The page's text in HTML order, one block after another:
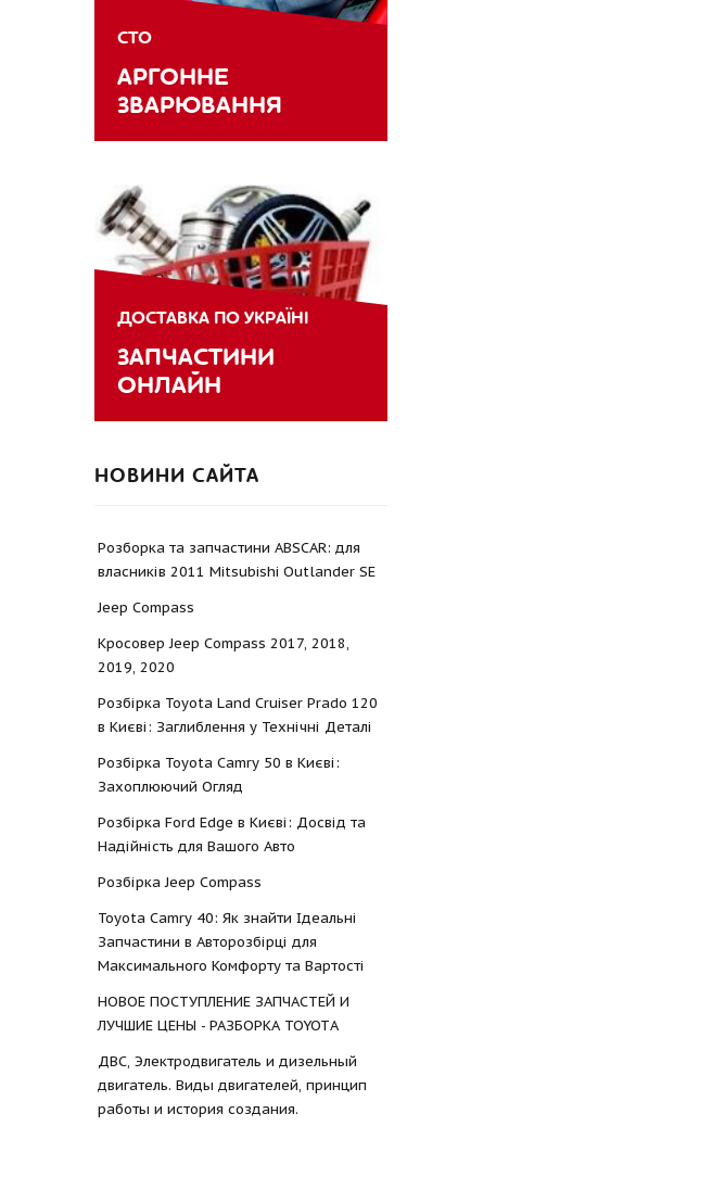
СТО
АРГОННЕ
ЗВАРЮВАННЯ
ДОСТАВКА ПО УКРАЇНІ
ЗАПЧАСТИНИ
ОНЛАЙН
НОВИНИ САЙТА
Розборка та запчастини ABSCAR: для
власників 2011 Mitsubishi Outlander SE
Jeep Compass
Кросовер Jeep Compass 2017, 2018,
2019, 2020
Розбірка Toyota Land Cruiser Prado 120
в Києві: Заглиблення у Технічні Деталі
Розбірка Toyota Camry 50 в Києві:
Захоплюючий Огляд
Розбірка Ford Edge в Києві: Досвід та
Надійність для Вашого Авто
Розбірка Jeep Compass
Toyota Camry 40: Як знайти Ідеальні
Запчастини в Авторозбірці для
Максимального Комфорту та Вартості
НОВОЕ ПОСТУПЛЕНИЕ ЗАПЧАСТЕЙ И
ЛУЧШИЕ ЦЕНЫ - РАЗБОРКА TOYOTА
ДВС, Электродвигатель и дизельный
двигатель. Виды двигателей, принцип
работы и история создания.